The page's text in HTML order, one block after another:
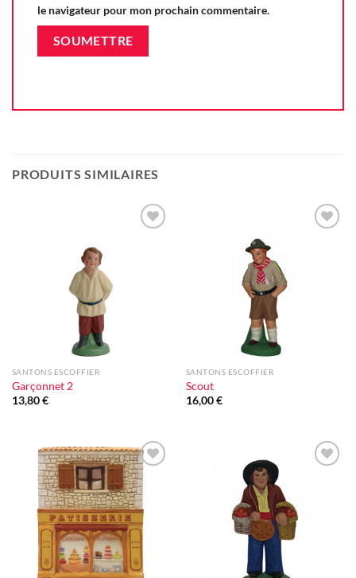
le navigateur pour mon prochain commentaire.
PRODUITS SIMILAIRES
SANTONS ESCOFFIER
Garçonnet 2
13,80€
SANTONS ESCOFFIER
Scout
16,00€
Ajouter
à la liste
d'envie